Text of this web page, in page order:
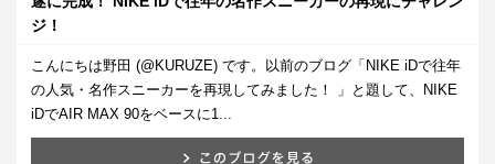
ジ！
こんにちは野田 (@KURUZE) です。以前のブログ「NIKE iDで往年
の人気・名作スニーカーを再現してみました！ 」と題して、NIKE
iDでAIR MAX 90をベースに1...